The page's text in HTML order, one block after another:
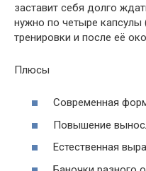
заставит себя долго
нужно по четыре капсулы
тренировки и после её
Плюсы
Современная
Повышение
Естественная